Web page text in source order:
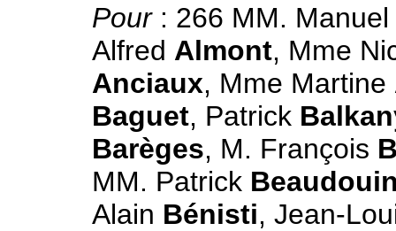
Pour : 266 MM. Manuel
Alfred Almont, Mme
Anciaux, Mme Martine
Baguet, Patrick
Barèges, M. François
MM. Patrick
Alain Bénisti, Jean-